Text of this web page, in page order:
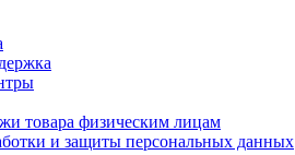
товара физическим лицам
и защиты персональных данных